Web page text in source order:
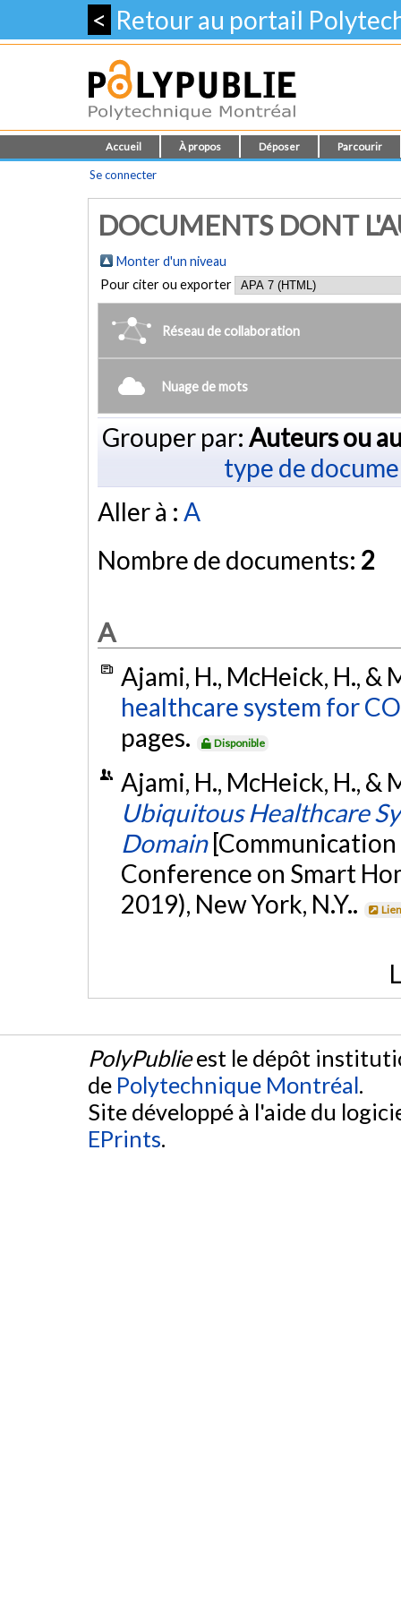
< Retour au portail
Accueil À propos Déposer Parcourir
Se connecter
DOCUMENTS DONT
Monter d'un niveau
Pour citer ou exporter
Réseau de collaboration
Nuage de mots
Grouper par: Auteurs ou
type de
Aller à : A
Nombre de documents: 2
A
Ajami, H., McHeick, H., &
healthcare system for
pages.
Disponible
Ajami, H., McHeick, H.,
Ubiquitous Healthcare
Domain
Conference on Smart
2019), New York, N.Y..
PolyPublieest le dépôt
de Polytechnique Montréal.
Site développé à l'aide du
EPrints.